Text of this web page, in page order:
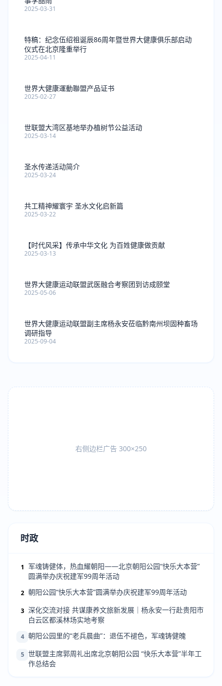
2025-03-31
特稿：纪念伍绍祖诞辰86周年暨世界大健康俱乐部启动
仪式在北京隆重举行
2025-04-11
世界大健康運動聯盟产品证书
2025-02-27
世联盟大湾区基地举办植树节公益活动
2025-03-14
圣水传递活动简介
2025-03-24
共工精神耀寰宇 圣水文化启新篇
2025-03-22
【时代风采】传承中华文化 为百姓健康做贡献
2025-03-13
世界大健康运动联盟武医融合考察团到访成颐堂
2025-05-06
世界大健康运动联盟副主席杨永安莅临黔南州坝固种畜场
调研指导
2025-09-04
右侧边栏广告 300×250
时政
1
军魂铸健体，热血耀朝阳——北京朝阳公园“快乐大本营”
圆满举办庆祝建军99周年活动
2 朝阳公园“快乐大本营”圆满举办庆祝建军99周年活动
3 深化交流对接 共谋康养文旅新发展｜杨永安一行赴贵阳市
白云区都溪林场实地考察
4 朝阳公园里的“老兵晨曲”：退伍不褪色，军魂铸健魄
5 世联盟主席郭周礼出席北京朝阳公园 “快乐大本营”半年工
作总结会